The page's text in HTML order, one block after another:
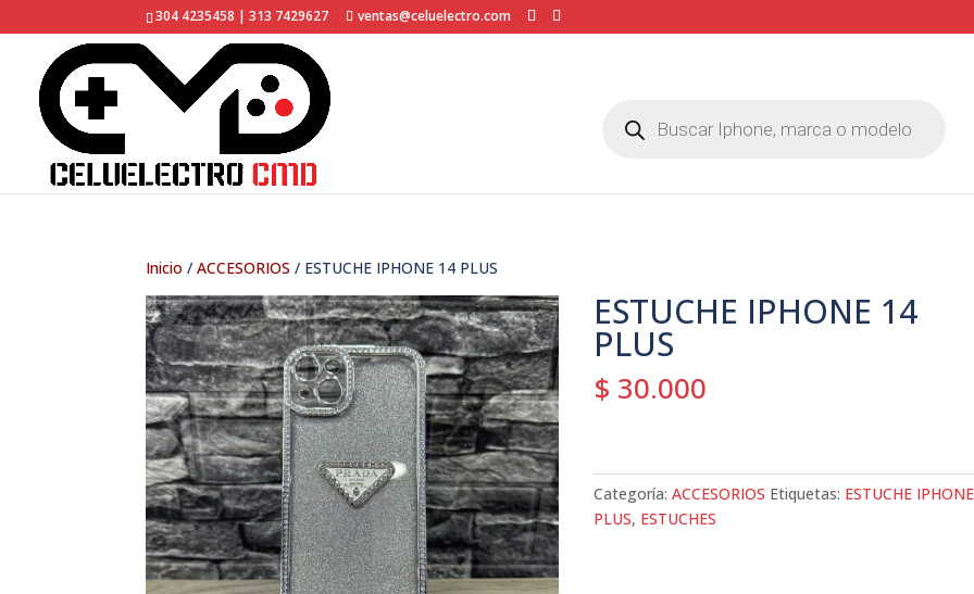
304 4235458 | 313 7429627 ventas@celuelectro.com
productos
Inicio /ACCESORIOS / ESTUCHE IPHONE 14 PLUS
ESTUCHE IPHONE 14
PLUS
$ 30.000
Categoría:ACCESORIOS Etiquetas: ESTUCHE
PLUS, ESTUCHES